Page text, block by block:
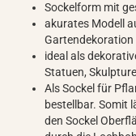
Sockelform mit
akurates Modell
Gartendekoration
ideal als
Statuen,
Als Sockel für
bestellbar. Somit
den Sockel